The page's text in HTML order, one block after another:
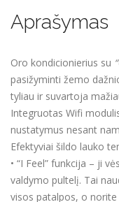
su
Wifi
Aprašymas
Oro kondicionierius su
pasižyminti žemo
tyliau ir suvartoja
Integruotas Wifi
nustatymus nesant
Efektyviai šildo lauko
• “I Feel” funkcija – ji
valdymo pultelį. Tai
visos patalpos, o